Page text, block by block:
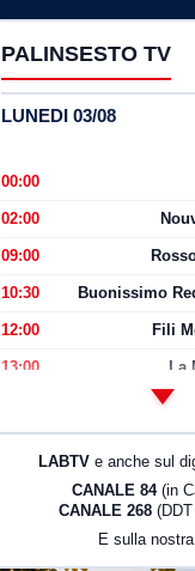
PALINSESTO TV
LUNEDI 03/08
00:00
02:00
09:00
10:30 Buonissimo
12:00 Fili
13:00 La
LABTV e anche sul
CANALE 84 (in
CANALE 268
E sulla nostra